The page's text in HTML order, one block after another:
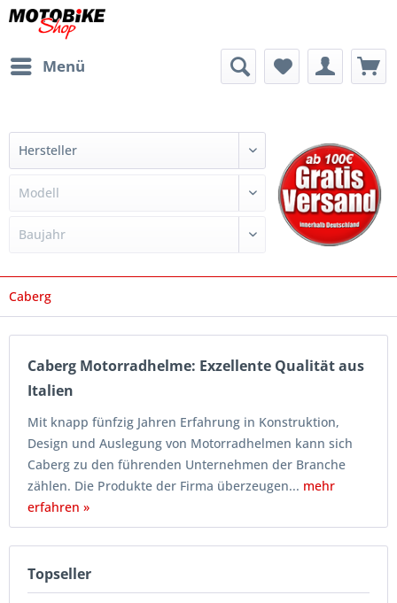
Menü
Caberg
Caberg Motorradhelme: Exzellente Qualität aus
Italien
Mit knapp fünfzig Jahren Erfahrung in Konstruktion,
Design und Auslegung von Motorradhelmen kann sich
Caberg zu den führenden Unternehmen der Branche
zählen. Die Produkte der Firma überzeugen... mehr
erfahren »
Topseller